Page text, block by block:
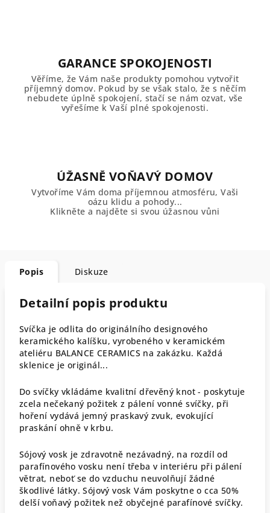
GARANCE SPOKOJENOSTI
Věříme, že Vám naše produkty pomohou vytvořit
příjemný domov. Pokud by se však stalo, že s něčím
nebudete úplně spokojení, stačí se nám ozvat, vše
vyřešíme k Vaší plné spokojenosti.
ÚŽASNĚ VOŇAVÝ DOMOV
Vytvoříme Vám doma příjemnou atmosféru, Vaši
oázu klidu a pohody...
Klikněte a najděte si svou úžasnou vůni
Popis Diskuze
Detailní popis produktu
Svíčka je odlita do originálního designového
keramického kalíšku, vyrobeného v keramickém
ateliéru BALANCE CERAMICS na zakázku. Každá
sklenice je originál...
Do svíčky vkládáme kvalitní dřevěný knot - poskytuje
zcela nečekaný požitek z pálení vonné svíčky, při
hoření vydává jemný praskavý zvuk, evokující
praskání ohně v krbu.
Sójový vosk je zdravotně nezávadný, na rozdíl od
parafínového vosku není třeba v interiéru při pálení
větrat, neboť se do vzduchu neuvolňují žádné
škodlivé látky. Sójový vosk Vám poskytne o cca 50%
delší voňavý požitek než obyčejné parafínové svíčky.